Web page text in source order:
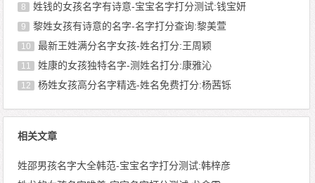
8 姓钱的女孩名字有诗意-宝宝名字打分测试:钱宝妍
9 黎姓女孩有诗意的名字-名字打分查询:黎美萱
10 最新王姓满分名字女孩-姓名打分:王周颖
11 姓康的女孩独特名字-测姓名打分:康雅沁
12 杨姓女孩高分名字精选-姓名免费打分:杨茜铄
相关文章
姓邵男孩名字大全韩范-宝宝名字打分测试:韩梓彦